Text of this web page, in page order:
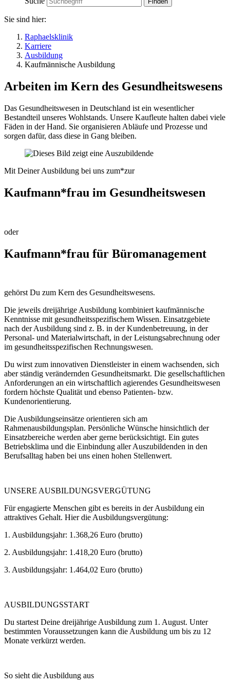
Sie sind hier:
Raphaelsklinik
Karriere
Ausbildung
Kaufmännische Ausbildung
Arbeiten im Kern des Gesundheitswesens
Das Gesundheitswesen in Deutschland ist ein wesentlicher
Bestandteil unseres Wohlstands. Unsere Kaufleute halten dabei viele
Fäden in der Hand. Sie organisieren Abläufe und Prozesse und
sorgen dafür, dass diese in Gang bleiben.
Mit Deiner Ausbildung bei uns zum*zur
Kaufmann*frau im Gesundheitswesen
oder
Kaufmann*frau für Büromanagement
gehörst Du zum Kern des Gesundheitswesens.
Die jeweils dreijährige Ausbildung kombiniert kaufmännische
Kenntnisse mit gesundheitsspezifischem Wissen. Einsatzgebiete
nach der Ausbildung sind z. B. in der Kundenbetreuung, in der
Personal-​ und Materialwirtschaft, in der Leistungsabrechnung oder
im gesundheitsspezifischen Rechnungswesen.
Du wirst zum innovativen Dienstleister in einem wachsenden, sich
aber ständig verändernden Gesundheitsmarkt. Die gesellschaftlichen
Anforderungen an ein wirtschaftlich agierendes Gesundheitswesen
fordern höchste Qualität und ebenso Patienten-​ bzw.
Kundenorientierung.
Die Ausbildungseinsätze orientieren sich am
Rahmenausbildungsplan. Persönliche Wünsche hinsichtlich der
Einsatzbereiche werden aber gerne berücksichtigt. Ein gutes
Betriebsklima und die Einbindung aller Auszubildenden in den
Berufsalltag haben bei uns einen hohen Stellenwert.
UNSERE AUSBILDUNGSVERGÜTUNG
Für engagierte Menschen gibt es bereits in der Ausbildung ein
attraktives Gehalt. Hier die Ausbildungsvergütung:
1. Ausbildungsjahr: 1.368,26 Euro (brutto)
2. Ausbildungsjahr: 1.418,20 Euro (brutto)
3. Ausbildungsjahr: 1.464,02 Euro (brutto)
AUSBILDUNGSSTART
Du startest Deine dreijährige Ausbildung zum 1. August. Unter
bestimmten Voraussetzungen kann die Ausbildung um bis zu 12
Monate verkürzt werden.
So sieht die Ausbildung aus